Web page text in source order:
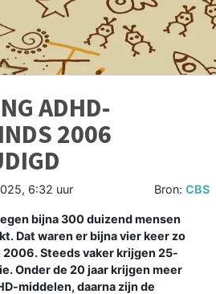
ADHD-
2006
6:32 uur Bron: CBS
bijna 300 duizend mensen
Dat waren er bijna vier keer zo
2006. Steeds vaker krijgen 25-
Onder de 20 jaar krijgen meer
middelen, daarna zijn de